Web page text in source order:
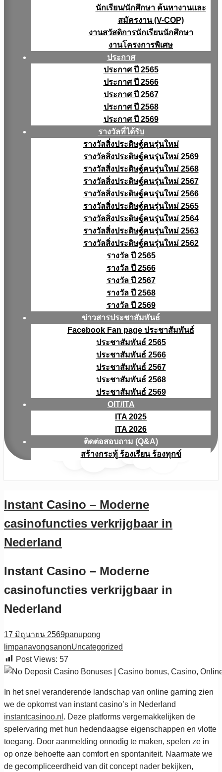
นักเรียน/นักศึกษา ค้นหางานและ
สมัครงาน (V-COP)
งานสวัสดิการนักเรียนนักศึกษา
งานโครงการพิเศษ
ประกาศ
ประกาศ ปี 2565
ประกาศ ปี 2566
ประกาศ ปี 2567
ประกาศ ปี 2568
ประกาศ ปี 2569
รางวัลที่ได้รับ
รางวัลสิ่งประดิษฐ์คนรุ่นใหม่
รางวัลสิ่งประดิษฐ์คนรุ่นใหม่ 2569
รางวัลสิ่งประดิษฐ์คนรุ่นใหม่ 2568
รางวัลสิ่งประดิษฐ์คนรุ่นใหม่ 2567
รางวัลสิ่งประดิษฐ์คนรุ่นใหม่ 2566
รางวัลสิ่งประดิษฐ์คนรุ่นใหม่ 2565
รางวัลสิ่งประดิษฐ์คนรุ่นใหม่ 2564
รางวัลสิ่งประดิษฐ์คนรุ่นใหม่ 2563
รางวัลสิ่งประดิษฐ์คนรุ่นใหม่ 2562
รางวัล ปี 2565
รางวัล ปี 2566
รางวัล ปี 2567
รางวัล ปี 2568
รางวัล ปี 2569
ข่าวสารประชาสัมพันธ์
Facebook Fan page ประชาสัมพันธ์
ประชาสัมพันธ์ 2565
ประชาสัมพันธ์ 2566
ประชาสัมพันธ์ 2567
ประชาสัมพันธ์ 2568
ประชาสัมพันธ์ 2569
OIT/ITA
ITA 2025
ITA 2026
ติดต่อสอบถาม (Q&A)
สร้างกระทู้ ร้องเรียน ร้องทุกข์
Instant Casino – Moderne
casinofuncties verkrijgbaar in
Nederland
Instant Casino – Moderne
casinofuncties verkrijgbaar in
Nederland
17 มิถุนายน 2569panupong
limpanavongsanonUncategorized
Post Views: 57
In het snel veranderende landschap van online gaming zien
we de opkomst van instant casino’s in Nederland
instantcasinoo.nl . Deze platforms vergemakkelijken de
spelervaring met hun hedendaagse eigenschappen en vlotte
toegang. Door aanmelding onnodig te maken, spelen ze in
op onze behoefte aan comfort en spontaniteit. Naarmate we
de gecompliceerdheid van dit concept nader bekijken,